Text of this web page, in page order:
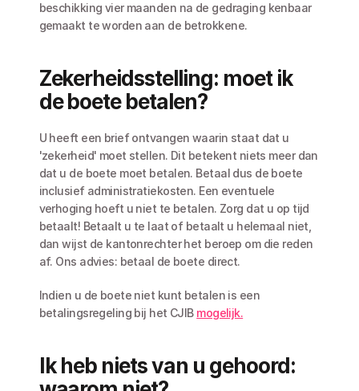
beschikking vier maanden na de gedraging kenbaar
gemaakt te worden aan de betrokkene.
Zekerheidsstelling: moet ik
de boete betalen?
U heeft een brief ontvangen waarin staat dat u
'zekerheid' moet stellen. Dit betekent niets meer dan
dat u de boete moet betalen. Betaal dus de boete
inclusief administratiekosten. Een eventuele
verhoging hoeft u niet te betalen. Zorg dat u op tijd
betaalt! Betaalt u te laat of betaalt u helemaal niet,
dan wijst de kantonrechter het beroep om die reden
af. Ons advies: betaal de boete direct.
Indien u de boete niet kunt betalen is een
betalingsregeling bij het CJIB mogelijk.
Ik heb niets van u gehoord: